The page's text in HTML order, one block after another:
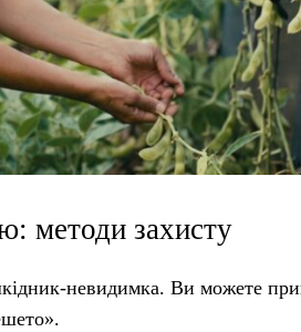
методи захисту
невидимка. Ви можете